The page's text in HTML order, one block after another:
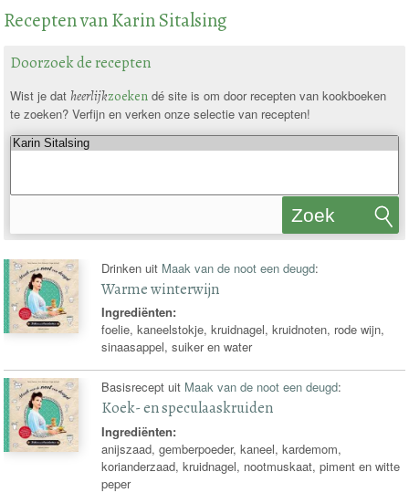
Recepten van Karin Sitalsing
Doorzoek de recepten
Wist je dat heerlijkzoekendé site is om door recepten van kookboeken
te zoeken? Verfijn en verken onze selectie van recepten!
Zoek
Drinken uit Maak van de noot een deugd:
Warme winterwijn
Ingrediënten:
foelie, kaneelstokje, kruidnagel, kruidnoten, rode wijn,
sinaasappel, suiker en water
Basisrecept uit Maak van de noot een deugd:
Koek- en speculaaskruiden
Ingrediënten:
anijszaad, gemberpoeder, kaneel, kardemom,
korianderzaad, kruidnagel, nootmuskaat, piment en witte
peper